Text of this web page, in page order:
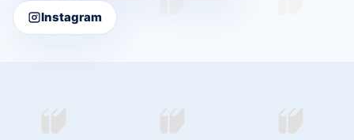
Instagram